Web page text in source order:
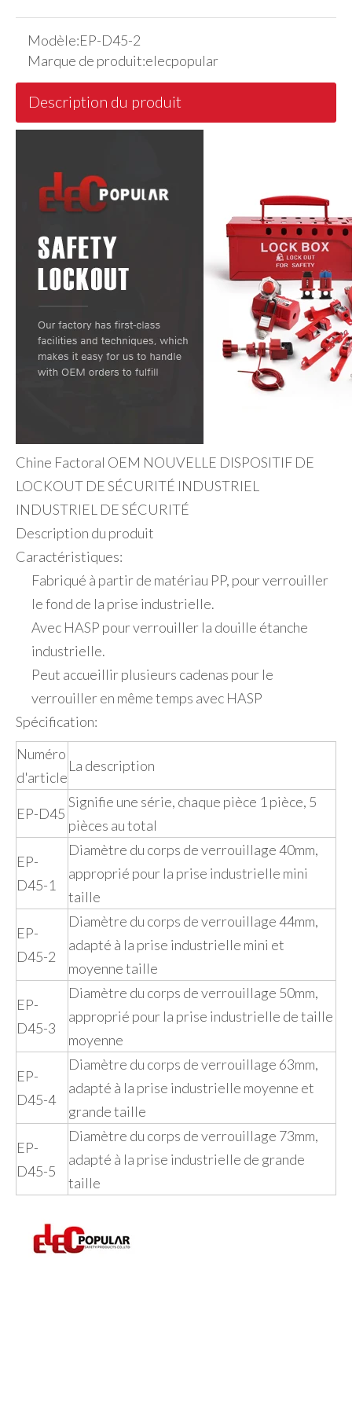
Modèle:EP-D45-2
Marque de produit:elecpopular
Description du produit
Chine Factoral OEM NOUVELLE DISPOSITIF DE
LOCKOUT DE SÉCURITÉ INDUSTRIEL
INDUSTRIEL DE SÉCURITÉ
Description du produit
Caractéristiques:
Fabriqué à partir de matériau PP, pour verrouiller
le fond de la prise industrielle.
Avec HASP pour verrouiller la douille étanche
industrielle.
Peut accueillir plusieurs cadenas pour le
verrouiller en même temps avec HASP
Spécification:
Numéro
d'article
La description
EP-D45
Signifie une série, chaque pièce 1 pièce, 5
pièces au total
EP-
D45-1
Diamètre du corps de verrouillage 40mm,
approprié pour la prise industrielle mini
taille
EP-
D45-2
Diamètre du corps de verrouillage 44mm,
adapté à la prise industrielle mini et
moyenne taille
EP-
D45-3
Diamètre du corps de verrouillage 50mm,
approprié pour la prise industrielle de taille
moyenne
EP-
D45-4
Diamètre du corps de verrouillage 63mm,
adapté à la prise industrielle moyenne et
grande taille
EP-
D45-5
Diamètre du corps de verrouillage 73mm,
adapté à la prise industrielle de grande
taille